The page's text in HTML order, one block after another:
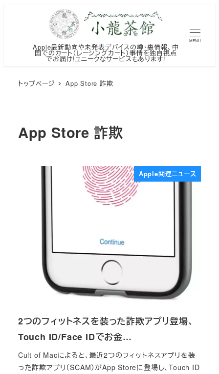
Apple最新動向や未発表デバイスの噂・裏情報、中
国でのカート（レーシングカート）事情を独自視点
でお届け!ユニークなサービスもあります!
MENU
トップページ App Store 詐欺
App Store 詐欺
Apple関連ニュース
2つのフィットネスを装った詐欺アプリ登場、
Touch ID/Face IDでお金…
Cult of Macによると、最近2つのフィットネスアプリを装
った詐欺アプリ（SCAM）がApp Storeに登場し、Touch ID